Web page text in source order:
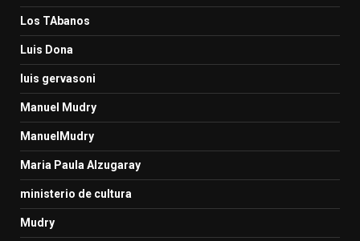
Los TAbanos
Luis Dona
luis gervasoni
Manuel Mudry
ManuelMudry
Maria Paula Alzugaray
ministerio de cultura
Mudry